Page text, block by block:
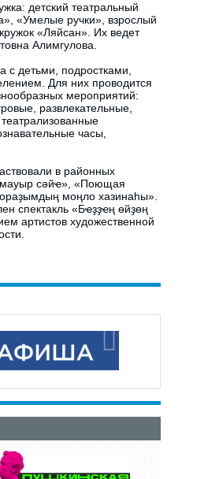
детский театральный
«Умелые ручки», взрослый
«Ляйсан». Их ведет
Алимгулова.
с детьми, подростками,
Для них проводится
мероприятий:
развлекательные,
часы,
в районных
сәйҽ», «Поющая
моңло хазинаһы».
спектакль «Бҽҙҙҽң өйҙөң
артистов художественной